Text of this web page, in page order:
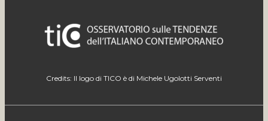
Credits: Il logo di TICO è di Michele Ugolotti Serventi